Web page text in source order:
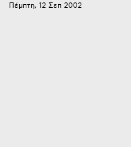
Πέμπτη, 12 Σεπ 2002